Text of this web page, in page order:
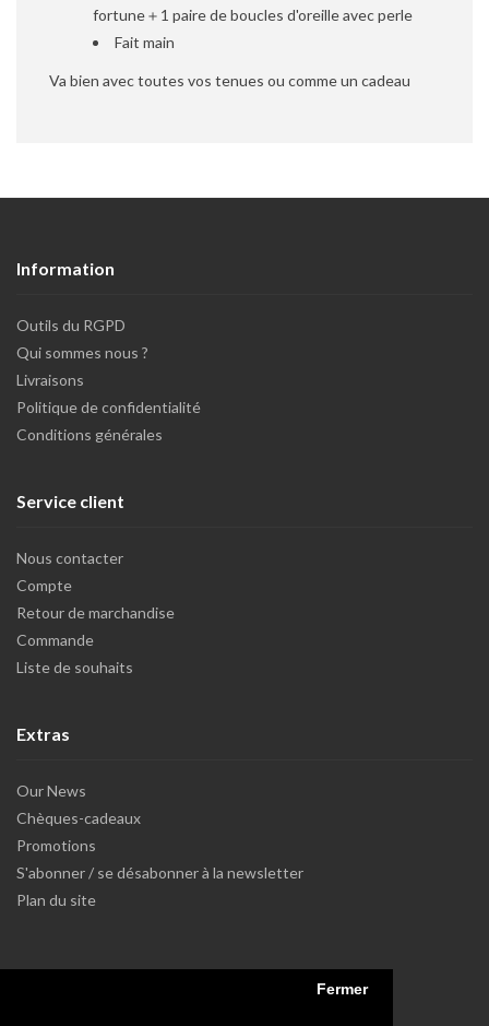
Fermer
fortune＋1 paire de boucles d'oreille avec perle
Fait main
Va bien avec toutes vos tenues ou comme un cadeau
Information
Outils du RGPD
Qui sommes nous ?
Livraisons
Politique de confidentialité
Conditions générales
Service client
Nous contacter
Compte
Retour de marchandise
Commande
Liste de souhaits
Extras
Our News
Chèques-cadeaux
Promotions
S'abonner / se désabonner à la newsletter
Plan du site